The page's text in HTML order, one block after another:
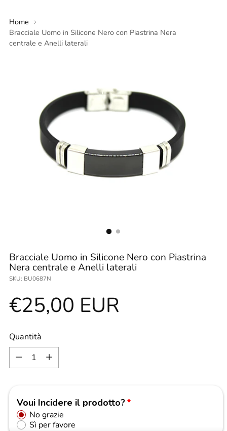
Home
Bracciale Uomo in Silicone Nero con Piastrina Nera
centrale e Anelli laterali
Bracciale Uomo in Silicone Nero con Piastrina
Nera centrale e Anelli laterali
SKU: BU0687N
Prezzo
di
listino
€25,00 EUR
Quantità
Quantità
Voui Incidere il prodotto?
No grazie
Sì per favore